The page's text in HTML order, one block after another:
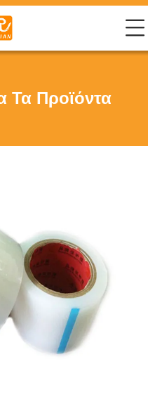
Τα Προϊόντα